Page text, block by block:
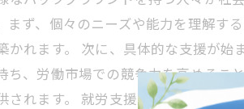
まず、個々のニーズや能力を理解す
かれます。 次に、具体的な支援が
ち、労働市場での競争力を高めるこ
されます。 就労支援は、単なる仕